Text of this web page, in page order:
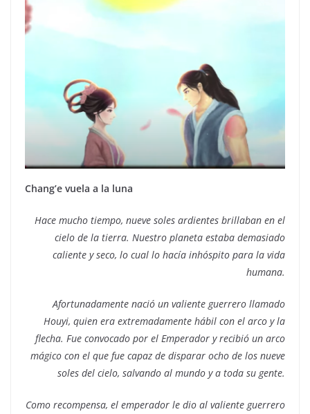
Chang’e vuela a la luna
Hace mucho tiempo, nueve soles ardientes brillaban en el
cielo de la tierra. Nuestro planeta estaba demasiado
caliente y seco, lo cual lo hacía inhóspito para la vida
humana.
Afortunadamente nació un valiente guerrero llamado
Houyi, quien era extremadamente hábil con el arco y la
flecha. Fue convocado por el Emperador y recibió un arco
mágico con el que fue capaz de disparar ocho de los nueve
soles del cielo, salvando al mundo y a toda su gente.
Como recompensa, el emperador le dio al valiente guerrero